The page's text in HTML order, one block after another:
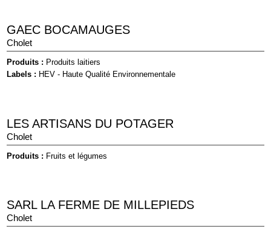
GAEC BOCAMAUGES
Cholet
Produits : Produits laitiers
Labels : HEV - Haute Qualité Environnementale
LES ARTISANS DU POTAGER
Cholet
Produits : Fruits et légumes
SARL LA FERME DE MILLEPIEDS
Cholet